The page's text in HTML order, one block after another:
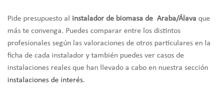
Pide presupuesto al instalador de biomasa de Araba/Álava que
más te convenga. Puedes comparar entre los distintos
profesionales según las valoraciones de otros particulares en la
ficha de cada instalador y también puedes ver casos de
instalaciones reales que han llevado a cabo en nuestra sección
instalaciones de interés.